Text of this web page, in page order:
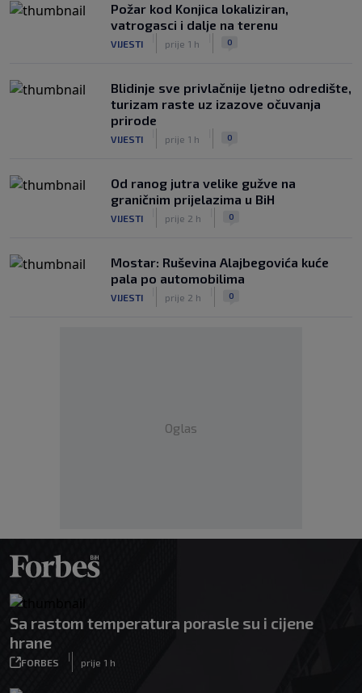
Požar kod Konjica lokaliziran,
vatrogasci i dalje na terenu
VIJESTI prije 1 h 0
Blidinje sve privlačnije ljetno odredište,
turizam raste uz izazove očuvanja
prirode
VIJESTI prije 1 h 0
Od ranog jutra velike gužve na
graničnim prijelazima u BiH
VIJESTI prije 2 h 0
Mostar: Ruševina Alajbegovića kuće
pala po automobilima
VIJESTI prije 2 h 0
Oglas
Sa rastom temperatura porasle su i cijene
hrane
FORBES
|
prije 1 h